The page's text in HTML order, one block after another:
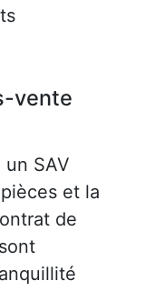
vente
SAV
et la
de